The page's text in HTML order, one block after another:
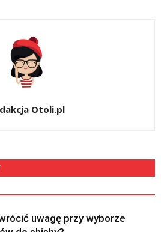
Otoli.pl
uwagę przy wyborze